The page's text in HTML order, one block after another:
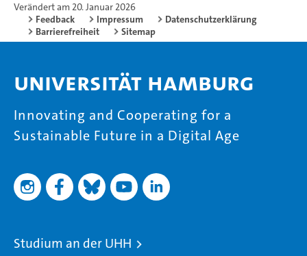
Verändert am 20. Januar 2026
Feedback
Impressum
Datenschutzerklärung
Barrierefreiheit
Sitemap
Universität Hamburg
Innovating and Cooperating for a
Sustainable Future in a Digital Age
Studium an der UHH